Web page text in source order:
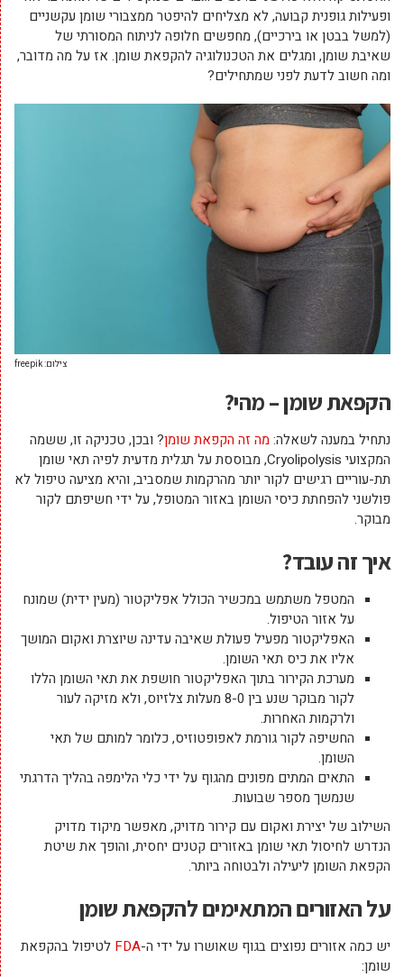
ופעילות גופנית קבועה, לא מצליחים להיפטר ממצבורי שומן עקשניים
(למשל בבטן או בירכיים), מחפשים חלופה לניתוח המסורתי של
שאיבת שומן, ומגלים את הטכנולוגיה להקפאת שומן. אז על מה מדובר,
ומה חשוב לדעת לפני שמתחילים?
צילום: freepik
הקפאת שומן – מהי?
נתחיל במענה לשאלה: מה זה הקפאת שומן? ובכן, טכניקה זו, ששמה
המקצועי Cryolipolysis, מבוססת על תגלית מדעית לפיה תאי שומן
תת-עוריים רגישים לקור יותר מהרקמות שמסביב, והיא מציעה טיפול לא
פולשני להפחתת כיסי השומן באזור המטופל, על ידי חשיפתם לקור
מבוקר.
איך זה עובד?
המטפל משתמש במכשיר הכולל אפליקטור (מעין ידית) שמונח
על אזור הטיפול.
האפליקטור מפעיל פעולת שאיבה עדינה שיוצרת ואקום המושך
אליו את כיס תאי השומן.
מערכת הקירור בתוך האפליקטור חושפת את תאי השומן הללו
לקור מבוקר שנע בין 8-0 מעלות צלזיוס, ולא מזיקה לעור
ולרקמות האחרות.
החשיפה לקור גורמת לאפופטוזיס, כלומר למותם של תאי
השומן.
התאים המתים מפונים מהגוף על ידי כלי הלימפה בהליך הדרגתי
שנמשך מספר שבועות.
השילוב של יצירת ואקום עם קירור מדויק, מאפשר מיקוד מדויק
הנדרש לחיסול תאי שומן באזורים קטנים יחסית, והופך את שיטת
הקפאת השומן ליעילה ולבטוחה ביותר.
על האזורים המתאימים להקפאת שומן
יש כמה אזורים נפוצים בגוף שאושרו על ידי ה-FDA לטיפול בהקפאת
שומן: